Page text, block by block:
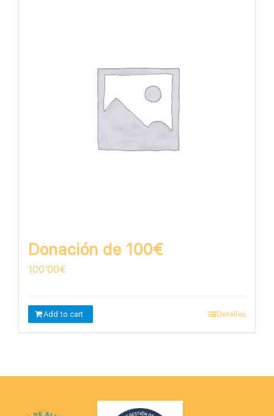
Donación de 100€
100'00€
Add to cart Detalles